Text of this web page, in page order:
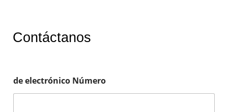
Contáctanos
de electrónico Número